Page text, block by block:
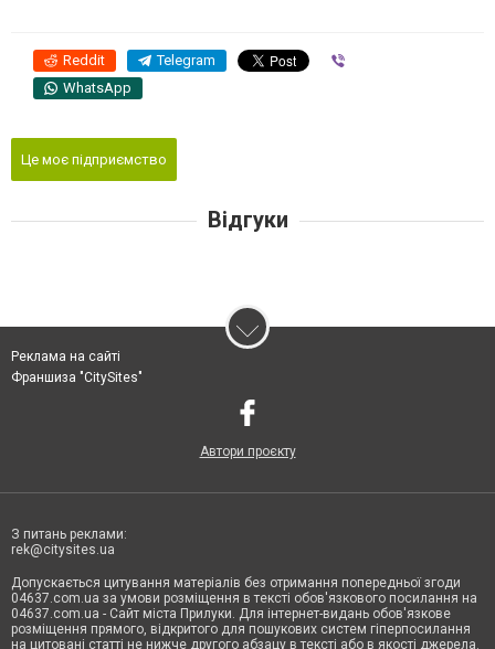
Reddit Telegram
WhatsApp
Це моє підприємство
Відгуки
Реклама на сайті
Франшиза "CitySites"
Автори проєкту
З питань реклами:
rek@citysites.ua
Допускається цитування матеріалів без отримання попередньої згоди
04637.com.ua за умови розміщення в тексті обов'язкового посилання на
04637.com.ua - Сайт міста Прилуки. Для інтернет-видань обов'язкове
розміщення прямого, відкритого для пошукових систем гіперпосилання
на цитовані статті не нижче другого абзацу в тексті або в якості джерела.